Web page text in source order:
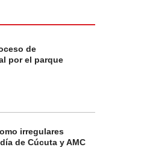
de
por el parque
irregulares
de Cúcuta y AMC